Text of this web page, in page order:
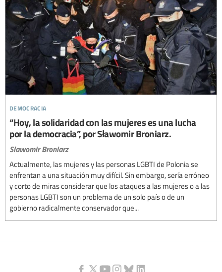
democracia
“Hoy, la solidaridad con las mujeres es una lucha
por la democracia”, por Sławomir Broniarz.
Slawomir Broniarz
Actualmente, las mujeres y las personas LGBTI de Polonia se
enfrentan a una situación muy difícil. Sin embargo, sería erróneo
y corto de miras considerar que los ataques a las mujeres o a las
personas LGBTI son un problema de un solo país o de un
gobierno radicalmente conservador que...